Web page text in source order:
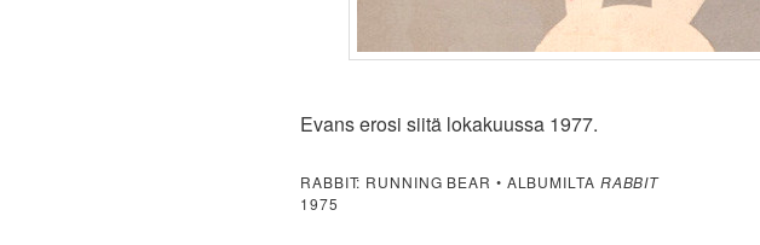
Evans erosi siitä lokakuussa 1977.
RABBIT: RUNNING BEAR • ALBUMILTA RABBIT
1975